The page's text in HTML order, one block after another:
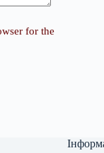
for the